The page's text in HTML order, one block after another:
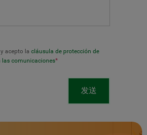
acepto la cláusula de protección de
las comunicaciones*
发送